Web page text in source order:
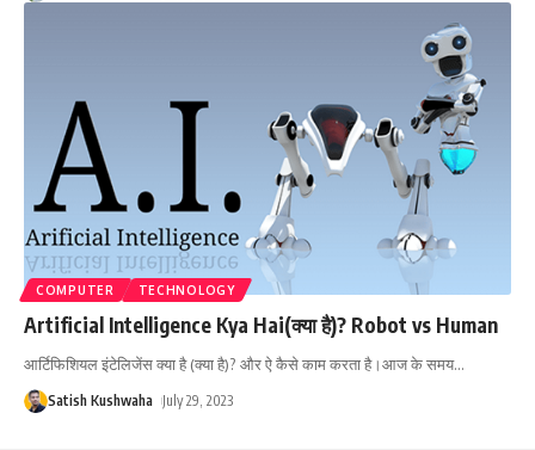
COMPUTER TECHNOLOGY
Artificial Intelligence Kya Hai(क्या है)? Robot vs Human
आर्टिफिशियल इंटेलिजेंस क्या है (क्या है)? और ऐ कैसे काम करता है।आज के समय…
Satish Kushwaha July 29, 2023